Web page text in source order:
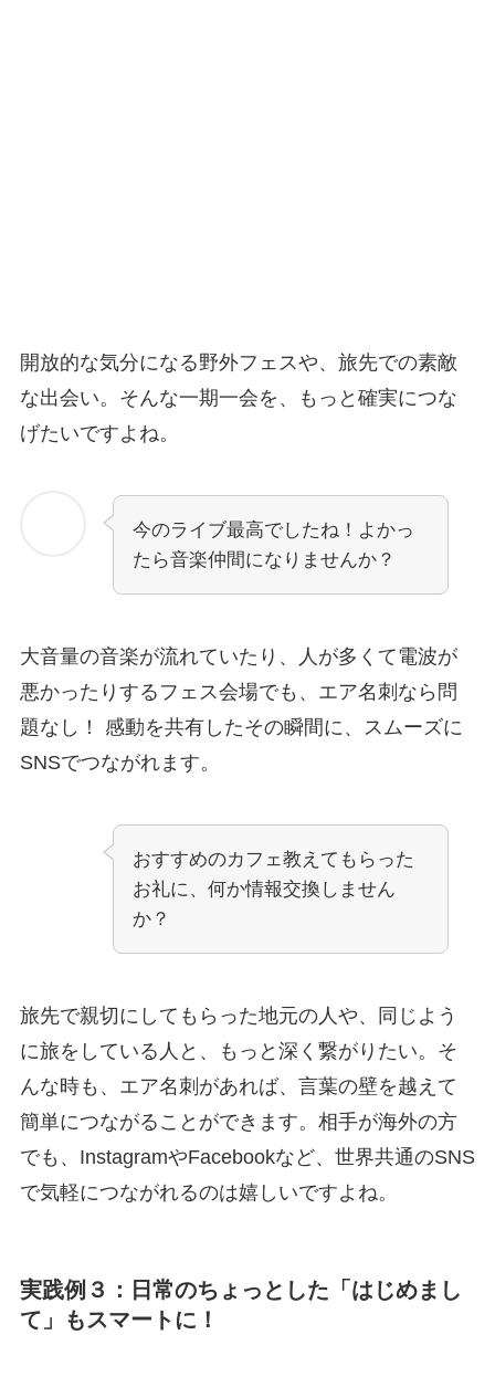
開放的な気分になる野外フェスや、旅先での素敵
な出会い。そんな一期一会を、もっと確実につな
げたいですよね。
今のライブ最高でしたね！よかっ
たら音楽仲間になりませんか？
大音量の音楽が流れていたり、人が多くて電波が
悪かったりするフェス会場でも、エア名刺なら問
題なし！ 感動を共有したその瞬間に、スムーズに
SNSでつながれます。
おすすめのカフェ教えてもらった
お礼に、何か情報交換しません
か？
旅先で親切にしてもらった地元の人や、同じよう
に旅をしている人と、もっと深く繋がりたい。そ
んな時も、エア名刺があれば、言葉の壁を越えて
簡単につながることができます。相手が海外の方
でも、InstagramやFacebookなど、世界共通のSNS
で気軽につながれるのは嬉しいですよね。
実践例３：日常のちょっとした「はじめまし
て」もスマートに！